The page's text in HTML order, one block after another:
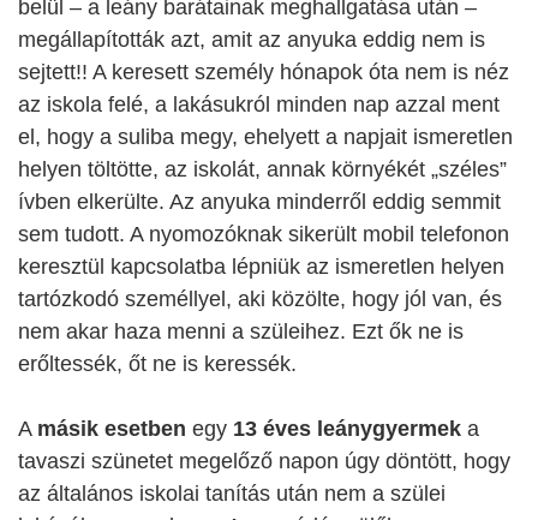
belül – a leány barátainak meghallgatása után –
megállapították azt, amit az anyuka eddig nem is
sejtett!! A keresett személy hónapok óta nem is néz
az iskola felé, a lakásukról minden nap azzal ment
el, hogy a suliba megy, ehelyett a napjait ismeretlen
helyen töltötte, az iskolát, annak környékét „széles”
ívben elkerülte. Az anyuka minderről eddig semmit
sem tudott. A nyomozóknak sikerült mobil telefonon
keresztül kapcsolatba lépniük az ismeretlen helyen
tartózkodó személlyel, aki közölte, hogy jól van, és
nem akar haza menni a szüleihez. Ezt ők ne is
erőltessék, őt ne is keressék.
A másik esetben egy 13 éves leánygyermek a
tavaszi szünetet megelőző napon úgy döntött, hogy
az általános iskolai tanítás után nem a szülei